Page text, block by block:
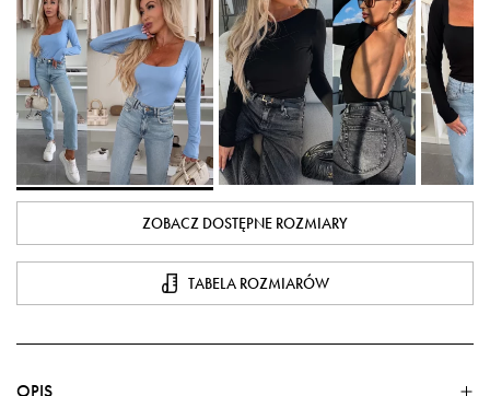
ZOBACZ DOSTĘPNE ROZMIARY
TABELA ROZMIARÓW
OPIS